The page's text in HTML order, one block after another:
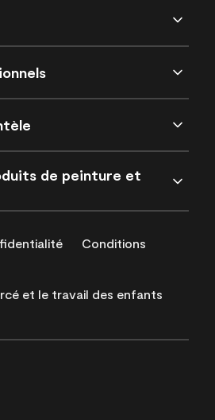
de peinture et
Conditions
et le travail des enfants